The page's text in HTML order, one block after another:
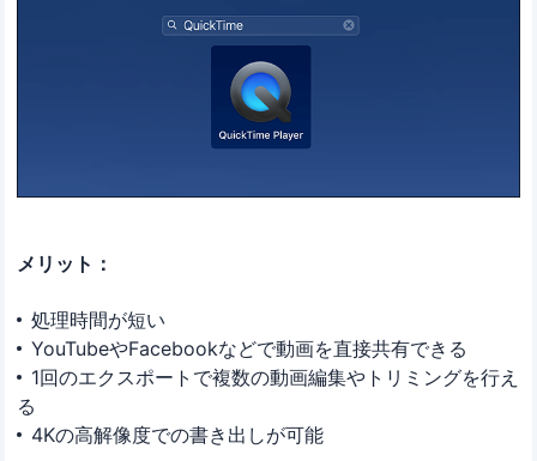
メリット：
処理時間が短い
YouTubeやFacebookなどで動画を直接共有できる
1回のエクスポートで複数の動画編集やトリミングを行え
る
4Kの高解像度での書き出しが可能